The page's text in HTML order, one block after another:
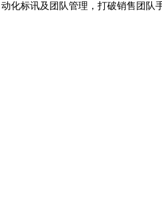
标讯及团队管理，打破销售团队